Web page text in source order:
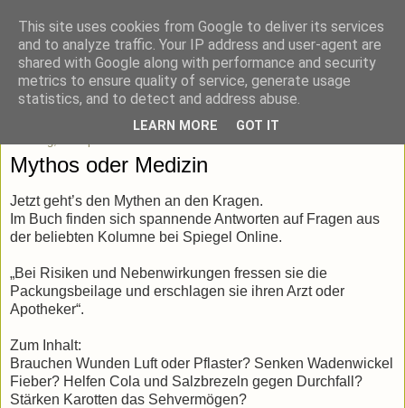
blick-punkt[e..]
Momentaufnahmen von unterwegs & daheim.
Mythos oder Medizin
Jetzt geht’s den Mythen an den Kragen.
Im Buch finden sich spannende Antworten auf Fragen aus
der beliebten Kolumne bei Spiegel Online.
„Bei Risiken und Nebenwirkungen fressen sie die
Packungsbeilage und erschlagen sie ihren Arzt oder
Apotheker“.
Zum Inhalt:
Brauchen Wunden Luft oder Pflaster? Senken Wadenwickel
Fieber? Helfen Cola und Salzbrezeln gegen Durchfall?
Stärken Karotten das Sehvermögen?
This site uses cookies from Google to deliver its services
and to analyze traffic. Your IP address and user-agent are
shared with Google along with performance and security
metrics to ensure quality of service, generate usage
statistics, and to detect and address abuse.
LEARN MORE GOT IT